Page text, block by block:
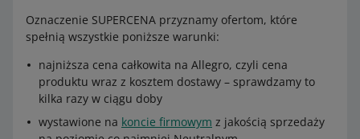
Oznaczenie SUPERCENA przyznamy ofertom, które
spełnią wszystkie poniższe warunki:
najniższa cena całkowita na Allegro, czyli cena
produktu wraz z kosztem dostawy – sprawdzamy to
kilka razy w ciągu doby
wystawione na koncie firmowym z jakością sprzedaży